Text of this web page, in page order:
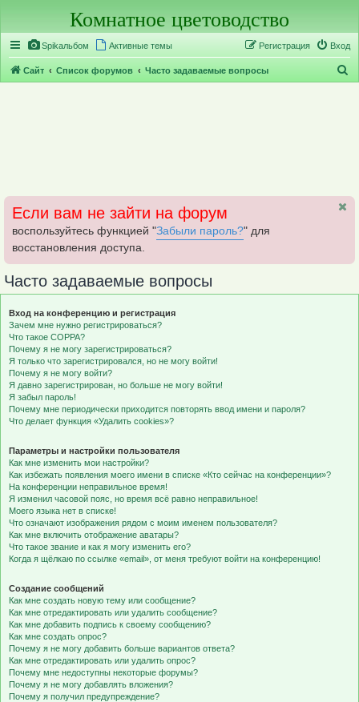
Комнатное цветоводство
Spikальбом Активные темы Вход
Регистрация
Сайт Список форумов Часто задаваемые вопросы
Если вам не зайти на форум
воспользуйтесь функцией "Забыли пароль?" для
восстановления доступа.
Часто задаваемые вопросы
Вход на конференцию и регистрация
Зачем мне нужно регистрироваться?
Что такое COPPA?
Почему я не могу зарегистрироваться?
Я только что зарегистрировался, но не могу войти!
Почему я не могу войти?
Я давно зарегистрирован, но больше не могу войти!
Я забыл пароль!
Почему мне периодически приходится повторять ввод имени и пароля?
Что делает функция «Удалить cookies»?
Параметры и настройки пользователя
Как мне изменить мои настройки?
Как избежать появления моего имени в списке «Кто сейчас на конференции»?
На конференции неправильное время!
Я изменил часовой пояс, но время всё равно неправильное!
Моего языка нет в списке!
Что означают изображения рядом с моим именем пользователя?
Как мне включить отображение аватары?
Что такое звание и как я могу изменить его?
Когда я щёлкаю по ссылке «email», от меня требуют войти на конференцию!
Создание сообщений
Как мне создать новую тему или сообщение?
Как мне отредактировать или удалить сообщение?
Как мне добавить подпись к своему сообщению?
Как мне создать опрос?
Почему я не могу добавить больше вариантов ответа?
Как мне отредактировать или удалить опрос?
Почему мне недоступны некоторые форумы?
Почему я не могу добавлять вложения?
Почему я получил предупреждение?